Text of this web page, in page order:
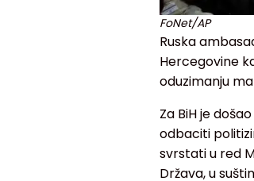
FoNet/AP
Ruska
Hercegovine
oduzimanju
Za BiH je
odbaciti
svrstati u red
Država, u